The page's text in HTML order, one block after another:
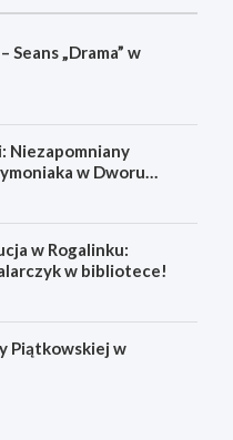
Seans „Drama” w
Niezapomniany
w Dworu
w Rogalinku:
w bibliotece!
Piątkowskiej w